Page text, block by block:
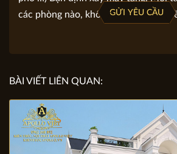
Gợi ý viết yêu cầu: Địa chỉ khu đất,
BÀI VIẾT LIÊN QUAN: